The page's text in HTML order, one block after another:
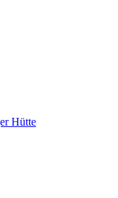
Hütte